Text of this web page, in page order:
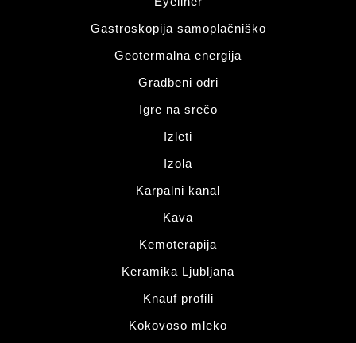
Gastroskopija samoplačniško
Geotermalna energija
Gradbeni odri
Igre na srečo
Izleti
Izola
Karpalni kanal
Kava
Kemoterapija
Keramika Ljubljana
Knauf profili
Kokovoso mleko